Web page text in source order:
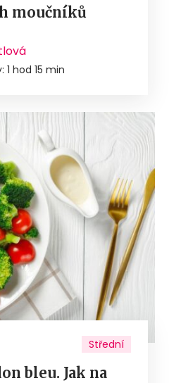
moučníků
1 hod 15 min
Střední
bleu. Jak na